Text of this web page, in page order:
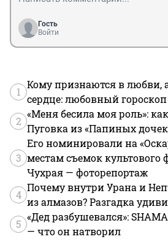
Гость
Войти
1
Кому признаются в любви,
сердце: любовный гороскоп
2
«Меня бесила моя роль»:
Пуговка из «Папиных
3
Его номинировали на
местам съемок культового
Чухрая — фоторепортаж
4
Почему внутри Урана и
из алмазов? Разгадка
5
«Дед разбушевался»:
— что он натворил